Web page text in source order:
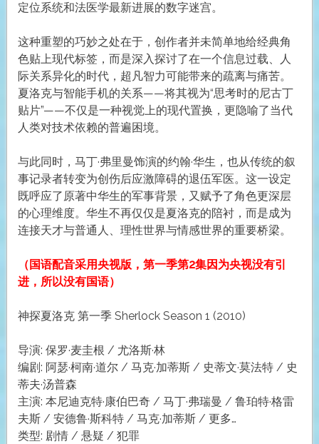
定位系统和法医学最新进展的数字迷宫。
这种重塑的巧妙之处在于，创作者并未简单地给经典角
色贴上现代标签，而是深入探讨了在一个信息过载、人
际关系异化的时代，超凡智力可能带来的疏离与痛苦。
夏洛克与智能手机的关系——将其视为“思考时的尼古丁
贴片”——不仅是一种视觉上的现代置换，更隐喻了当代
人类对技术依赖的普遍困境。
与此同时，马丁·弗里曼饰演的约翰·华生，也从传统的叙
事记录者转变为创伤后应激障碍的退伍军医。这一设定
既呼应了原著中华生的军事背景，又赋予了角色更深层
的心理维度。华生不再仅仅是夏洛克的陪衬，而是成为
连接天才与普通人、理性世界与情感世界的重要桥梁。
（国语配音采用央视版，第一季第2集因为央视没有引
进，所以没有国语）
神探夏洛克 第一季 Sherlock Season 1 (2010)
导演: 保罗·麦圭根 / 尤洛斯·林
编剧: 阿瑟·柯南·道尔 / 马克·加蒂斯 / 史蒂文·莫法特 / 史
蒂夫·汤普森
主演: 本尼迪克特·康伯巴奇 / 马丁·弗瑞曼 / 鲁珀特·格雷
夫斯 / 安德鲁·斯科特 / 马克·加蒂斯 / 更多…
类型: 剧情 / 悬疑 / 犯罪